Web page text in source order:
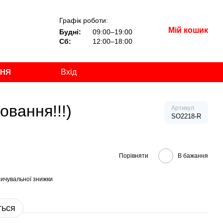
Графік роботи:
Будні:
09:00–19:00
Сб:
12:00–18:00
Мій кошик
Вхід
Артикул
SO2218-R
Порівняти В бажання
знижки